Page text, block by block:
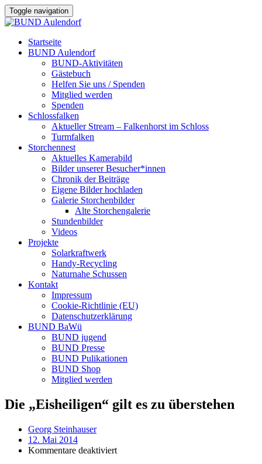
Toggle navigation
Startseite
BUND Aulendorf
BUND-Aktivitäten
Gästebuch
Helfen Sie uns / Spenden
Mitglied werden
Spenden
Schlossfalken
Aktueller Stream – Falkenhorst im Schloss
Turmfalken
Storchennest
Aktuelles Kamerabild
Bilder unserer Besucher*innen
Chronik der Beiträge
Eigene Bilder hochladen
Galerie Storchenbilder
Alte Storchengalerie
Stundenbilder
Videos
Projekte
Solarkraftwerk
Handy-Recycling
Naturnahe Schussen
Kontakt
Impressum
Cookie-Richtlinie (EU)
Datenschutzerklärung
BUND BaWü
BUND jugend
BUND Presse
BUND Pulikationen
BUND Shop
Mitglied werden
Die „Eisheiligen“ gilt es zu überstehen
Georg Steinhauser
12. Mai 2014
Kommentare deaktiviertfür